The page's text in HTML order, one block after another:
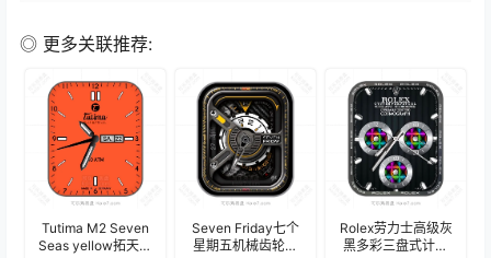
◎ 更多关联推荐:
Tutima M2 Seven
Seas yellow拓天马
Seven Friday七个
星期五机械齿轮表
Rolex劳力士高级灰
黑多彩三盘式计时